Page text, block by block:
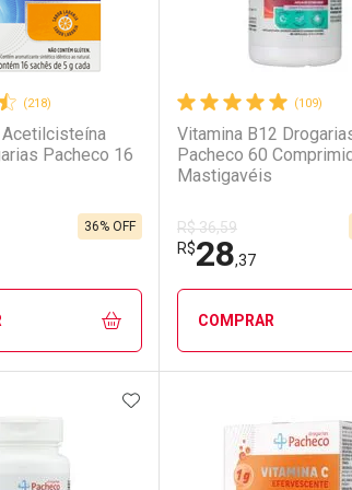
(218)
Pacheco 16
36% OFF
FECHAR
FECHAR
(109)
Vitamina B12
Pacheco 60
Mastigavéis
R$ 36,59
R$28,37
COMPRAR
Laboratório
Por Menos
ADICIONAR AOS